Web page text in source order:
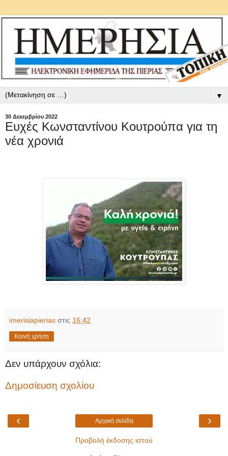
▼
30 Δεκεμβρίου 2022
Ευχές Κωνσταντίνου Κουτρούπα για τη
νέα χρονιά
imerisiapierias στις 16:42
Κοινή χρήση
Δεν υπάρχουν σχόλια:
Δημοσίευση σχολίου
‹ ›
Αρχική σελίδα
Προβολή έκδοσης ιστού